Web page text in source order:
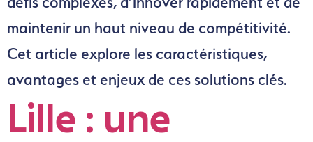
maintenir un haut niveau de compétitivité.
Cet article explore les caractéristiques,
avantages et enjeux de ces solutions clés.
Lille : une